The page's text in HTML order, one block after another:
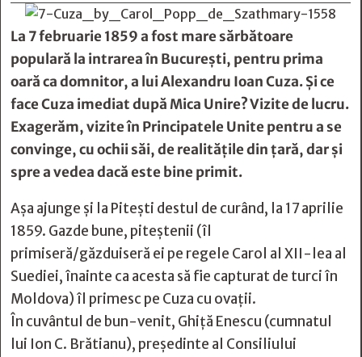
La 7 februarie 1859 a fost mare sărbătoare
populară la intrarea în București, pentru prima
oară ca domnitor, a lui Alexandru Ioan Cuza. Și ce
face Cuza imediat după Mica Unire? Vizite de lucru.
Exagerăm, vizite în Principatele Unite pentru a se
convinge, cu ochii săi, de realitățile din țară, dar și
spre a vedea dacă este bine primit.
Așa ajunge și la Pitești destul de curând, la 17 aprilie
1859. Gazde bune, piteștenii (îl
primiseră/găzduiseră ei pe regele Carol al XII-lea al
Suediei, înainte ca acesta să fie capturat de turci în
Moldova) îl primesc pe Cuza cu ovații.
În cuvântul de bun-venit, Ghiță Enescu (cumnatul
lui Ion C. Brătianu), președinte al Consiliului